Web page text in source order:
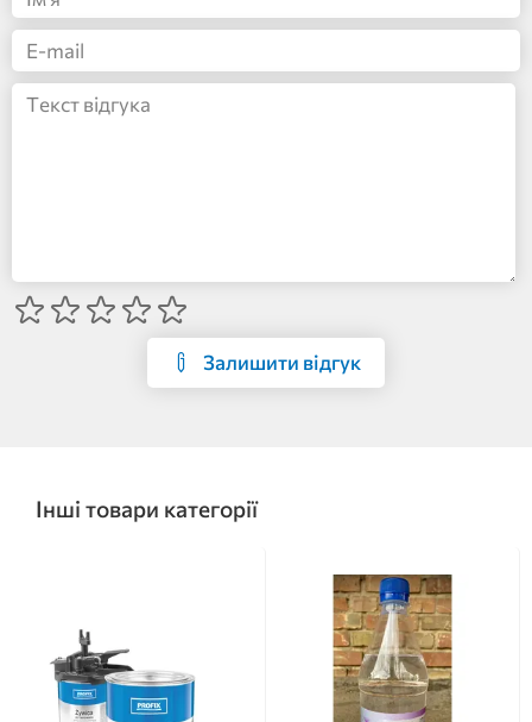
Залишити відгук
Інші товари категорії